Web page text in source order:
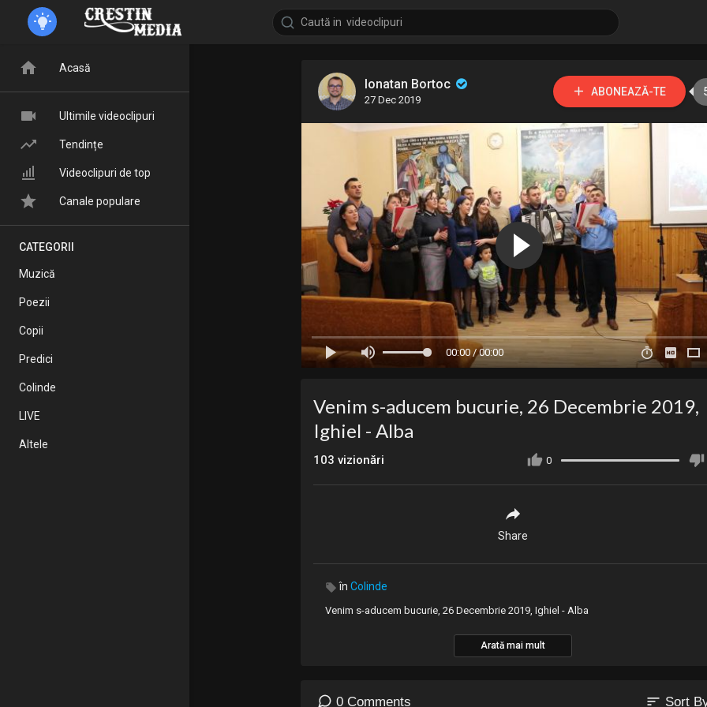
Ionatan Bortoc
27 Dec 2019
ABONEAZĂ-TE
00:00 / 00:00
Venim s-aducem bucurie, 26 Decembrie 2019,
Ighiel - Alba
0
103 vizionări
Share
în Colinde
Venim s-aducem bucurie, 26 Decembrie 2019, Ighiel - Alba
Arată mai mult
0 Comments sort Sort
Acasă
Ultimile videoclipuri
Tendințe
Videoclipuri de top
Canale populare
CATEGORII
Muzică
Poezii
Copii
Predici
Colinde
LIVE
Altele